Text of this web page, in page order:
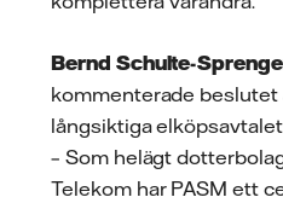
Bernd Schulte-
kommenterade
långsiktiga
– Som helägt
Telekom har PASM ett